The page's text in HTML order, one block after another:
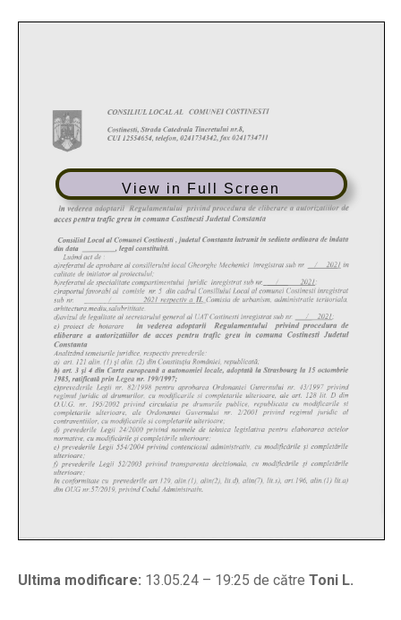
View in Full Screen
Ultima modificare: 13.05.24 – 19:25 de către Toni L.